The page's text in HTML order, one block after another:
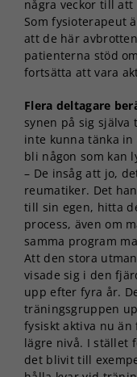
några veckor till
Som fysioterapeut
att de här
patienterna stöd
fortsätta att vara
Flera deltagare
synen på sig
inte kunna tänka
bli någon som kan
– De insåg att jo,
reumatiker. Det
till sin egen, hitta
process, även om
samma program
Att den stora
visade sig i den
upp efter fyra år.
träningsgruppen
fysiskt aktiva nu
lägre nivå. I stället
det blivit till